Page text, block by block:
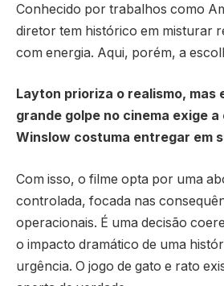
Conhecido por trabalhos como
diretor tem histórico em misturar
com energia. Aqui, porém, a
Layton prioriza o realismo, mas
grande golpe no cinema exige
Winslow costuma entregar em
Com isso, o filme opta por uma
controlada, focada nas
operacionais. É uma decisão
o impacto dramático de uma
urgência. O jogo de gato e rato